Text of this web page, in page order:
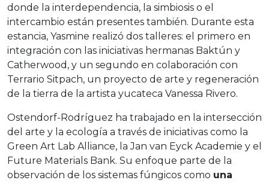
donde la interdependencia, la simbiosis o el
intercambio están presentes también. Durante esta
estancia, Yasmine realizó dos talleres: el primero en
integración con las iniciativas hermanas Baktún y
Catherwood, y un segundo en colaboración con
Terrario Sitpach, un proyecto de arte y regeneración
de la tierra de la artista yucateca Vanessa Rivero.
Ostendorf-Rodríguez ha trabajado en la intersección
del arte y la ecología a través de iniciativas como la
Green Art Lab Alliance, la Jan van Eyck Academie y el
Future Materials Bank. Su enfoque parte de la
observación de los sistemas fúngicos como una